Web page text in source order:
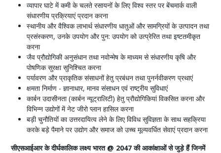
व्यापार घाटे में कमी के चलते रसायनों के लिए विश्व स्तर पर बेंचमार्क वाली
संधारणीय प्रक्रियाएं प्रदान करना
स्थानीय और वैश्विक लाभार्थ संधारणीय धातुओं और सामग्रियों के उत्पादन तथा
प्रसंस्करण, उनके उपयोग और पुन: उपयोग को उत्प्रेरित तथा इष्टतमीकृत
करना
जैव प्रौद्योगिकी अनुसंधान तथा नवोन्मेष के माध्यम से संधारणीय कृषि और
पोषणिक सुरक्षा सुनिश्चित करना
पर्यावरण और प्राकृतिक संसाधनों हेतु प्रबंधन तथा पुनर्नवीकरण प्रथाएं
क्षमता निर्माण - ज्ञानाधार, मानव संसाधन एवं राष्ट्रीय सुविधाएं
कार्बन उदासीनता (कार्बन न्यूट्रालिटी) हेतु प्रौद्योगिकियां विकसित करना और
विभिन्न उद्योगों में नेट जीरो प्लान हासिल करना
बड़ी चुनौतियों का उत्तरदायित्व लेने के लिए विविध सुविज्ञता के साथ सहक्रिया
करके बड़े पैमाने पर उद्योग और समाज को उच्च मूल्यवर्धित सेवाएं प्रदान करना
सीएसआईआर के दीर्घकालिक लक्ष्य भारत @ 2047 की आकांक्षाओं से जुड़े हैं जिनमें